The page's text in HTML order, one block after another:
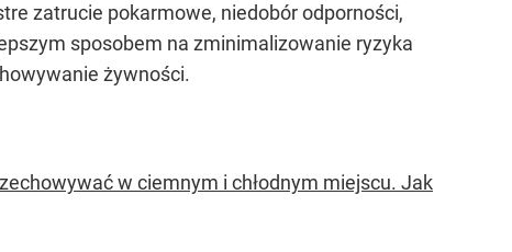
zatrucie pokarmowe, niedobór odporności,
sposobem na zminimalizowanie ryzyka
żywności.
w ciemnym i chłodnym miejscu. Jak